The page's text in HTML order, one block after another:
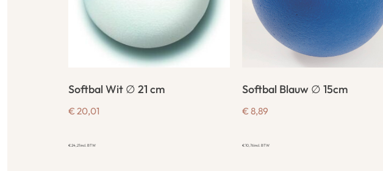
Softbal Wit ∅ 21 cm
€ 20,01
€24,21incl. BTW
Softbal Blauw ∅ 15cm
€ 8,89
€10,76incl. BTW